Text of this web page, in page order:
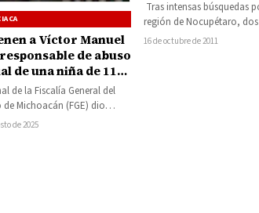
a Víctor Manuel
responsable de abuso
de una niña de 11
el municipio de La
de la Fiscalía General del
de Michoacán (FGE) dio
a un mandato judicial
de 2025
Tras intensas búsquedas
región de Nocupétaro, dos
encontraron y reclamaron
16 de octubre de 2011